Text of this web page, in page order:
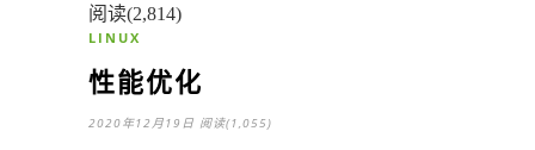
阅读(2,814)
LINUX
性能优化
2020年12月19日 阅读(1,055)